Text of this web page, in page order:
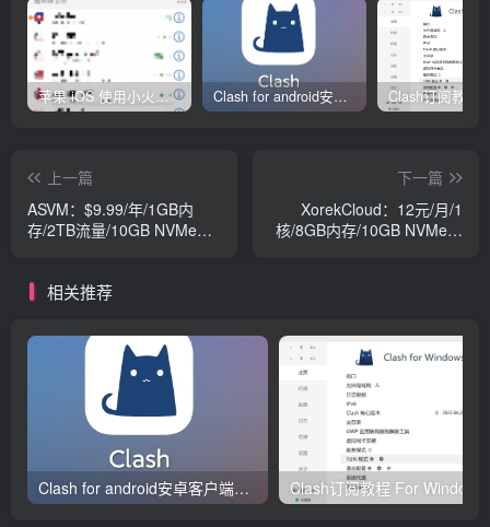
苹果 iOS 使用小火箭(shadowrocket)新手教程 Clash for android安卓客户端保姆级新手使用教程
上一篇
ASVM：$9.99/年/1GB内
存/2TB流量/10GB NVMe空
下一篇
XorekCloud：12元/月/1
核/8GB内存/10GB NVMe空
相关推荐
Clash for android安卓客户端保姆级新手使用教程